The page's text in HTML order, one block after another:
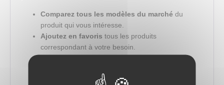
Comparez tous les modèles du marchédu
produit qui vous intéresse.
Ajoutez en favoris tous les produits
correspondant à votre besoin.
Gardez un historique de vos recherches et